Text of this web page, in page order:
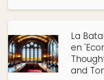
La
en
and